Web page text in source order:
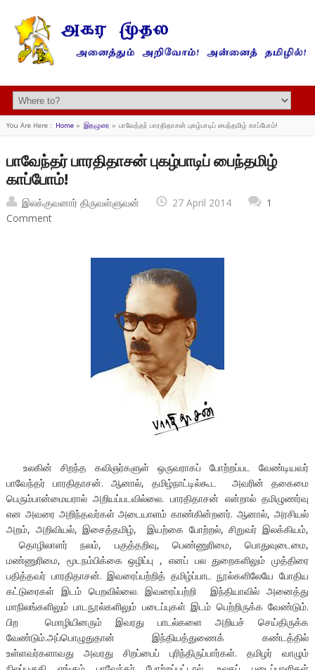
You Are Here : Home» இதழுரை » பாவேந்தர் பாரதிதாசன் புகழ்பாடிப் பைந்தமிழ் காப்போம்!
பாவேந்தர் பாரதிதாசன் புகழ்பாடிப் பைந்தமிழ்
காப்போம்!
இலக்குவனார் திருவள்ளுவன் 27 April 2014
1
Comment
உலகின் சிறந்த கவிஞர்களுள் ஒருவராகப் போற்றப்பட வேண்டியவர்
பாவேந்தர் பாரதிதாசன். ஆனால், தமிழ்நாட்டில்கூட அவரின் தகைமை
பெரும்பான்மையரால் அறியப்படவில்லை. பாரதிதாசன் என்றால் தமிழுணர்வு
என அவரை அறிந்தவர்கள் அடையாளம் காண்கின்றனர். ஆனால், அரசியல்
அறம், அறிவியல், இசைத்தமிழ், இயற்கை போற்றல், சிறுவர் இலக்கியம்,
தொழிலாளர் நலம், பகுத்தறிவு, பெண்ணுரிமை, பொதுவுடைமை,
மண்ணுரிமை, மூடநம்பிக்கை ஒழிப்பு , எனப் பல துறைகளிலும் முத்திரை
பதித்தவர் பாரதிதாசன். இவரைப்பற்றித் தமிழ்ப்பாட நூல்களிலேயே போதிய
கட்டுரைகள் இடம் பெறவில்லை. இவரைப்பற்றி இந்தியாவில் அனைத்து
மாநிலங்களிலும் பாடநூல்களிலும் படைப்புகள் இடம் பெற்றிருக்க வேண்டும்.
பிற மொழியினரும் இவரது பாடல்களை அறியச் செய்திருக்க
வேண்டும்.அப்பொழுதுதான் இந்தியத்துணைக் கண்டத்தில்
உள்ளவர்களாவது அவரது சிறப்பைப் புரிந்திருப்பார்கள். தமிழர் வாழும்